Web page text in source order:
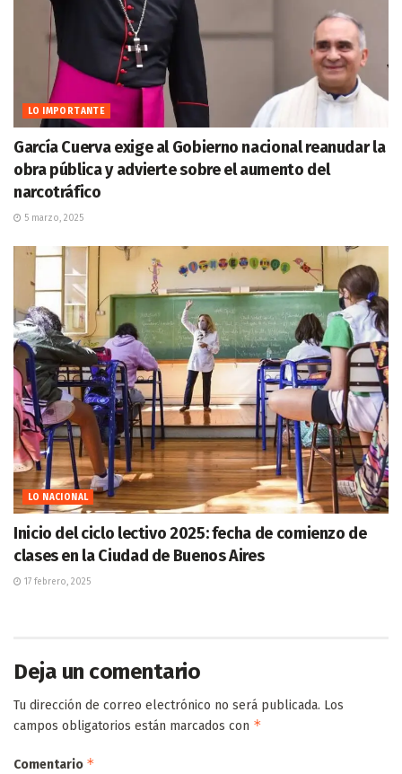
LO IMPORTANTE
García Cuerva exige al Gobierno nacional reanudar la
obra pública y advierte sobre el aumento del
narcotráfico
5 marzo, 2025
LO NACIONAL
Inicio del ciclo lectivo 2025: fecha de comienzo de
clases en la Ciudad de Buenos Aires
17 febrero, 2025
Deja un comentario
Tu dirección de correo electrónico no será publicada. Los
campos obligatorios están marcados con *
Comentario *